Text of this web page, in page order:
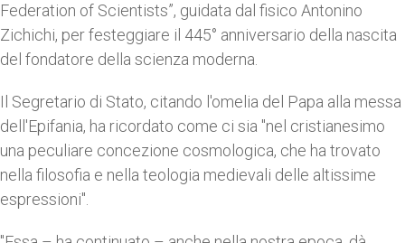
Federation of Scientists”, guidata dal fisico Antonino
Zichichi, per festeggiare il 445° anniversario della nascita
del fondatore della scienza moderna.
Il Segretario di Stato, citando l'omelia del Papa alla messa
dell'Epifania, ha ricordato come ci sia "nel cristianesimo
una peculiare concezione cosmologica, che ha trovato
nella filosofia e nella teologia medievali delle altissime
espressioni".